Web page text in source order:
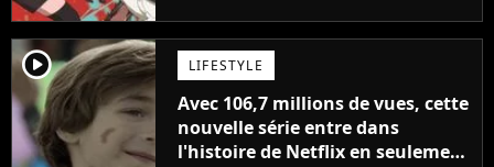
player2 LIFESTYLE
Avec 106,7 millions de vues, cette
nouvelle série entre dans
l'histoire de Netflix en seulement